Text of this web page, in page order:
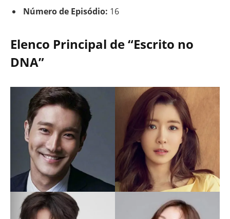
Número de Episódio: 16
Elenco Principal de “Escrito no
DNA”